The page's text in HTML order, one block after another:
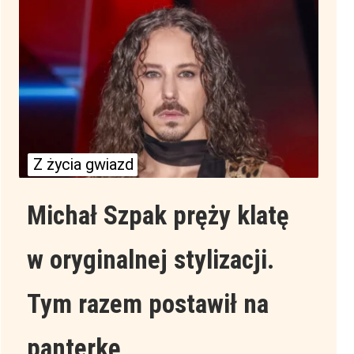
Z życia gwiazd
Michał Szpak pręży klatę
w oryginalnej stylizacji.
Tym razem postawił na